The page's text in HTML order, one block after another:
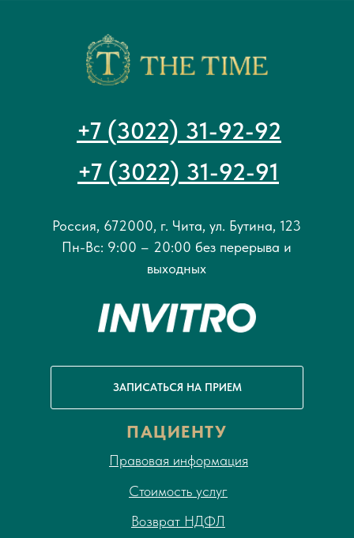
ПАЦИЕНТУ
Правовая информация
Возврат НДФЛ
Стоимость услуг
Россия, 672000, г. Чита, ул. Бутина, 123
Пн-Вс: 9:00 – 20:00 без перерыва и
выходных
+7 (3022) 31-92-92
+7 (3022) 31-92-91
ЗАПИСАТЬСЯ НА ПРИЕМ